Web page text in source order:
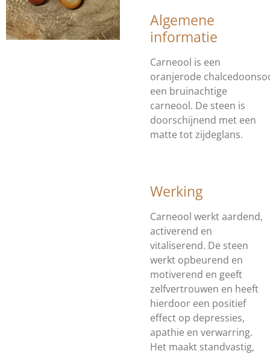
Algemene
informatie
Carneool is een
oranjerode
een bruinachtige
carneool. De steen is
doorschijnend met een
matte tot zijdeglans.
Werking
Carneool werkt aardend,
activerend en
vitaliserend. De steen
werkt opbeurend en
motiverend en geeft
zelfvertrouwen en heeft
hierdoor een positief
effect op depressies,
apathie en verwarring.
Het maakt standvastig,